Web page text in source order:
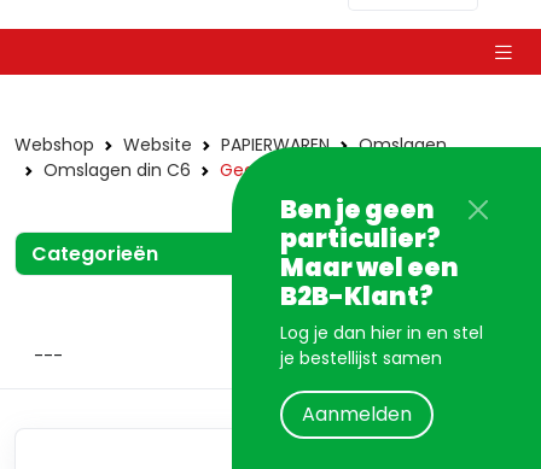
Ben je geen
particulier?
Maar wel een
B2B-Klant?
Log je dan hier in en stel
je bestellijst samen
Aanmelden
Webshop Website PAPIERWAREN
Omslagen
Omslagen din C6
Gegomd
Categorieën